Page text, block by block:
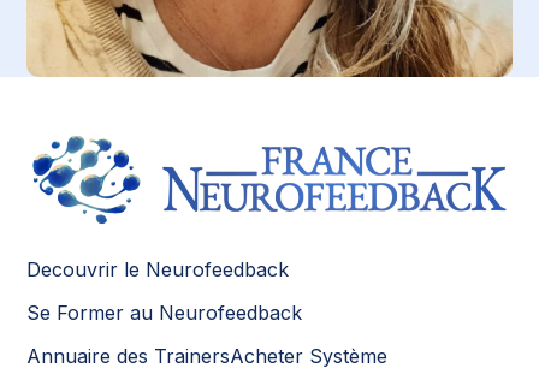
Decouvrir le Neurofeedback
Se Former au Neurofeedback
Annuaire des TrainersAcheter Système